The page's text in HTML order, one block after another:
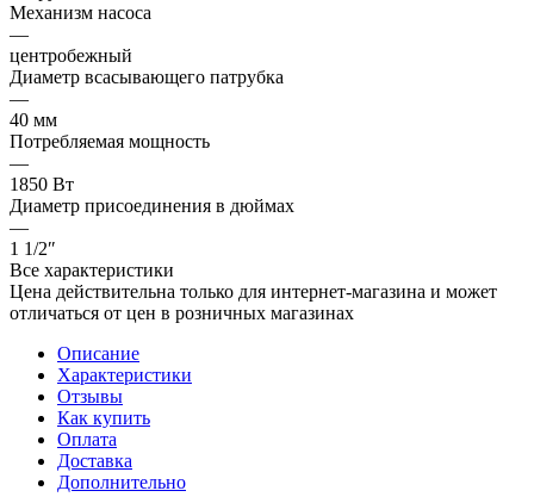
Механизм насоса
—
центробежный
Диаметр всасывающего патрубка
—
40 мм
Потребляемая мощность
—
1850 Вт
Диаметр присоединения в дюймах
—
1 1/2″
Все характеристики
Цена действительна только для интернет-магазина и может
отличаться от цен в розничных магазинах
Описание
Характеристики
Отзывы
Как купить
Оплата
Доставка
Дополнительно